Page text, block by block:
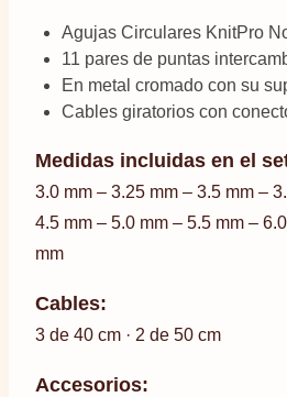
Agujas Circulares KnitPro
11 pares de puntas
En metal cromado con su
Cables giratorios con
Medidas incluidas en el
3.0 mm – 3.25 mm – 3.5 mm –
4.5 mm – 5.0 mm – 5.5 mm –
mm
Cables:
3 de 40 cm · 2 de 50 cm
Accesorios: